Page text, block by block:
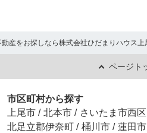
産をお探しなら株式会社ひだまりハウス上
ページト
市区町村から探す
上尾市 / 北本市 / さいたま市西区
北足立郡伊奈町 / 桶川市 / 蓮田市